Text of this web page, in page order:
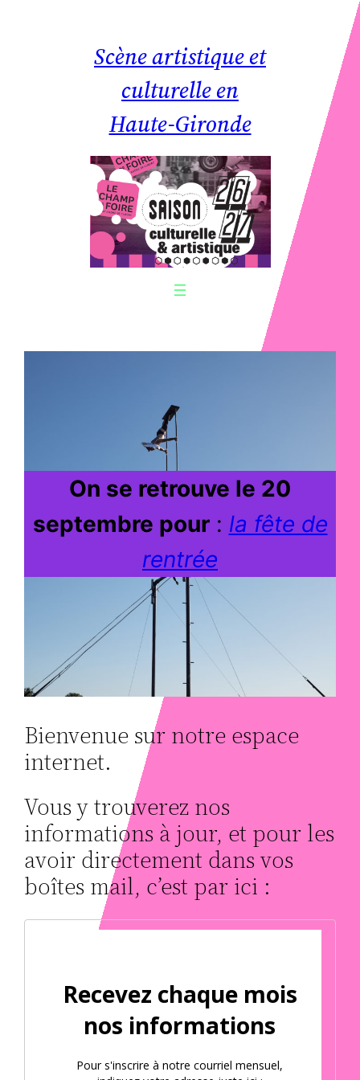
Scène artistique et
culturelle en
Haute-Gironde
On se retrouve le 20
septembre pour: la fête de
rentrée
Bienvenue sur notre espace
internet.
Vous y trouverez nos
informations à jour, et pour les
avoir directement dans vos
boîtes mail, c’est par ici :